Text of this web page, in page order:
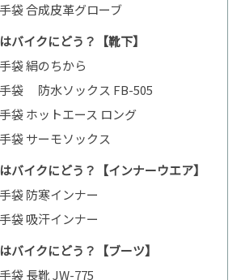
袋 合成皮革グローブ
バイクにどう？【靴下】
袋 絹のちから
袋 防水ソックス FB-505
袋 ホットエース ロング
袋 サーモソックス
バイクにどう？【インナーウエア】
袋 防寒インナー
袋 吸汗インナー
バイクにどう？【ブーツ】
袋 長靴 JW-775